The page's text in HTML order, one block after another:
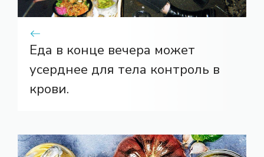
Еда в конце вечера может
усерднее для тела контроль в
крови.